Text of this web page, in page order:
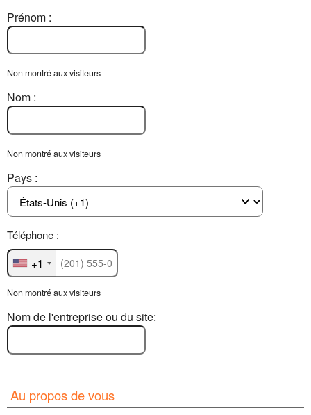
Prénom :
Non montré aux visiteurs
Nom :
Non montré aux visiteurs
Pays :
Téléphone :
+1
Non montré aux visiteurs
Nom de l'entreprise ou du site:
Au propos de vous